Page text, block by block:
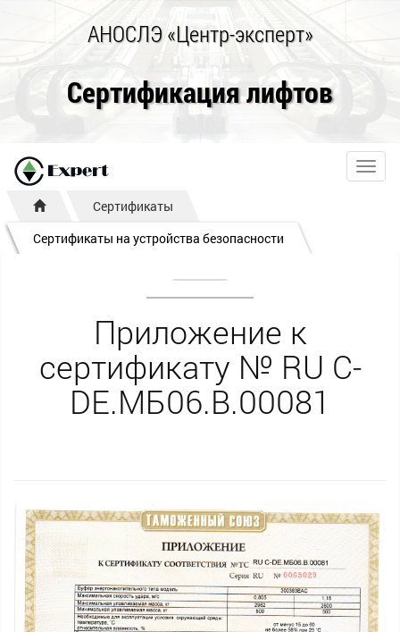
АНОСЛЭ «Центр-эксперт»
Сертификация лифтов
Сертификаты
Сертификаты на устройства безопасности
Приложение к
сертификату № RU С-
DE.МБ06.В.00081